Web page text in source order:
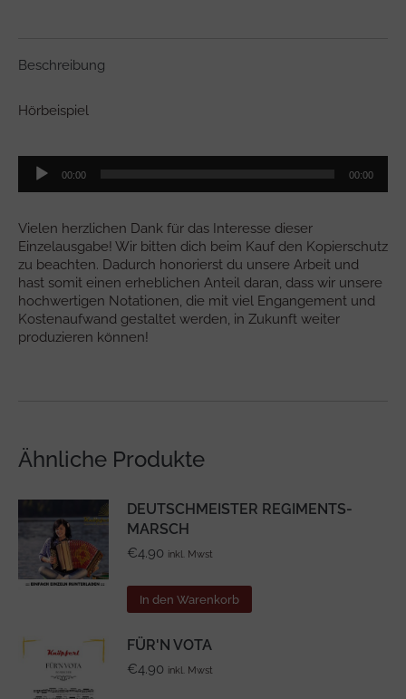
Beschreibung
Hörbeispiel
Audio-
Player
00:00 00:00
Vielen herzlichen Dank für das Interesse dieser
Einzelausgabe! Wir bitten dich beim Kauf den Kopierschutz
zu beachten. Dadurch honorierst du unsere Arbeit und
hast somit einen erheblichen Anteil daran, dass wir unsere
hochwertigen Notationen, die mit viel Engangement und
Kostenaufwand gestaltet werden, in Zukunft weiter
produzieren können!
Ähnliche Produkte
DEUTSCHMEISTER REGIMENTS-
MARSCH
€4.90 inkl. Mwst
In den Warenkorb
FÜR'N VOTA
€4.90 inkl. Mwst